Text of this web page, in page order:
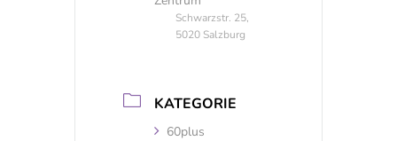
Schwarzstr. 25,
5020 Salzburg
KATEGORIE
60plus